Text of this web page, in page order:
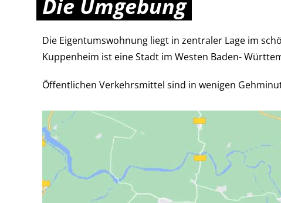
Die Umgebung
Die Eigentumswohnung liegt in zentraler Lage im
Kuppenheim ist eine Stadt im Westen Baden-
Öffentlichen Verkehrsmittel sind in wenigen